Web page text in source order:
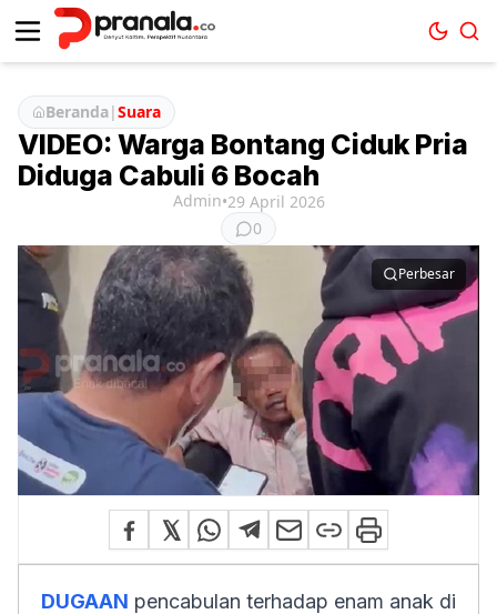
Beranda|Suara
VIDEO: Warga Bontang Ciduk Pria
Diduga Cabuli 6 Bocah
Admin•29 April 2026
0
Perbesar
DUGAAN pencabulan terhadap enam anak di